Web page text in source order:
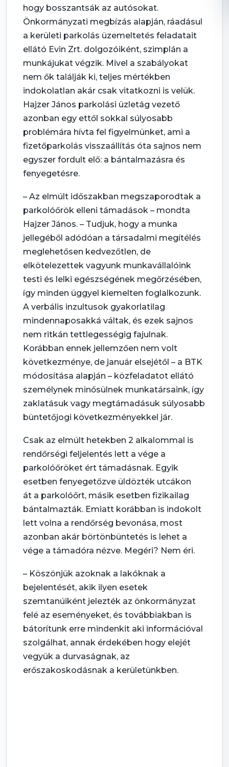
hogy bosszantsák az autósokat.
Önkormányzati megbízás alapján, ráadásul
a kerületi parkolás üzemeltetés feladatait
ellátó Evin Zrt. dolgozóiként, szimplán a
munkájukat végzik. Mivel a szabályokat
nem ők találják ki, teljes mértékben
indokolatlan akár csak vitatkozni is velük.
Hajzer János parkolási üzletág vezető
azonban egy ettől sokkal súlyosabb
problémára hívta fel figyelmünket, ami a
fizetőparkolás visszaállítás óta sajnos nem
egyszer fordult elő: a bántalmazásra és
fenyegetésre.
– Az elmúlt időszakban megszaporodtak a
parkolóőrök elleni támadások – mondta
Hajzer János. – Tudjuk, hogy a munka
jellegéből adódóan a társadalmi megítélés
meglehetősen kedvezőtlen, de
elkötelezettek vagyunk munkavállalóink
testi és lelki egészségének megőrzésében,
így minden üggyel kiemelten foglalkozunk.
A verbális inzultusok gyakorlatilag
mindennaposakká váltak, és ezek sajnos
nem ritkán tettlegességig fajulnak.
Korábban ennek jellemzően nem volt
következménye, de január elsejétől – a BTK
módosítása alapján – közfeladatot ellátó
személynek minősülnek munkatársaink, így
zaklatásuk vagy megtámadásuk súlyosabb
büntetőjogi következményekkel jár.
Csak az elmúlt hetekben 2 alkalommal is
rendőrségi feljelentés lett a vége a
parkolóőröket ért támadásnak. Egyik
esetben fenyegetőzve üldözték utcákon
át a parkolóőrt, másik esetben fizikailag
bántalmazták. Emiatt korábban is indokolt
lett volna a rendőrség bevonása, most
azonban akár börtönbüntetés is lehet a
vége a támadóra nézve. Megéri? Nem éri.
– Köszönjük azoknak a lakóknak a
bejelentését, akik ilyen esetek
szemtanúiként jelezték az önkormányzat
felé az eseményeket, és továbbiakban is
bátorítunk erre mindenkit aki információval
szolgálhat, annak érdekében hogy elejét
vegyük a durvaságnak, az
erőszakoskodásnak a kerületünkben.